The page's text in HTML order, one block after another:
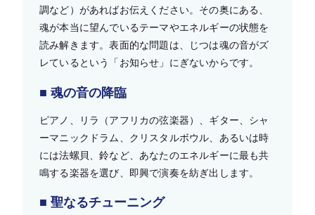
調など）があればお伝えください。その奥にある、
魂が本当に望んでいるテーマやエネルギーの状態を
読み解きます。表面的な問題は、じつは魂の音がズ
レているという「お知らせ」にぎないからです。
■ 魂の音の降臨
ピアノ、リラ（アフリカの弦楽器）、ギター、シャ
ーマニックドラム、クリスタルボウル、あるいは時
には法螺貝、鈴など、あなたのエネルギーに最も共
鳴する楽器を選び、即興で演奏を紡ぎ出します。
■ 聖なるチューニング